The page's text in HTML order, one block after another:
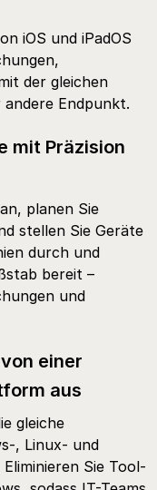
iOS und iPadOS
der gleichen
andere Endpunkt.
mit Präzision
planen Sie
stellen Sie Geräte
durch und
bereit –
und
einer
aus
gleiche
, Linux- und
Sie Tool-